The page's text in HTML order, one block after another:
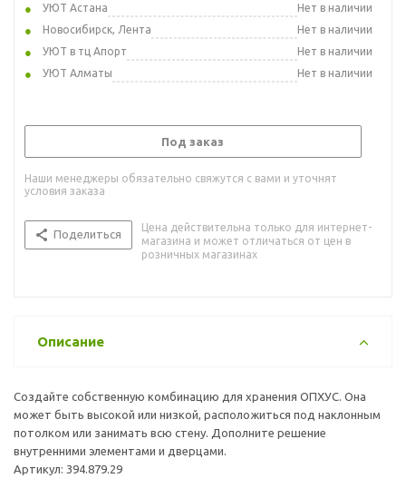
УЮТ Астана
Нет в наличии
Новосибирск, Лента
Нет в наличии
УЮТ в тц Апорт
Нет в наличии
УЮТ Алматы
Нет в наличии
Под заказ
Наши менеджеры обязательно свяжутся с вами и уточнят
условия заказа
Поделиться
Цена действительна только для интернет-
магазина и может отличаться от цен в
розничных магазинах
Описание
Создайте собственную комбинацию для хранения ОПХУС. Она
может быть высокой или низкой, расположиться под наклонным
потолком или занимать всю стену. Дополните решение
внутренними элементами и дверцами.
Артикул: 394.879.29